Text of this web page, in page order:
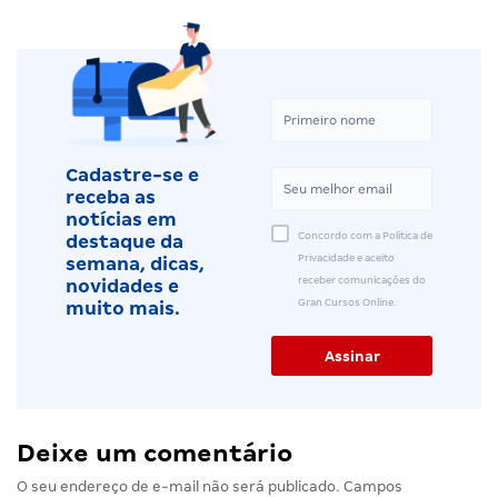
Cadastre-se e
receba as
notícias em
destaque da
semana, dicas,
novidades e
muito mais.
Concordo com a Política de
Privacidade e aceito
receber comunicações do
Gran Cursos Online.
Deixe um comentário
O seu endereço de e-mail não será publicado. Campos